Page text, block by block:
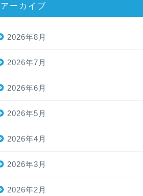
アーカイブ
2026年8月
2026年7月
2026年6月
2026年5月
2026年4月
2026年3月
2026年2月